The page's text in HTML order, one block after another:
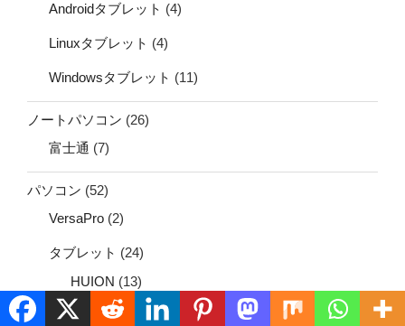
Androidタブレット (4)
Linuxタブレット (4)
Windowsタブレット (11)
ノートパソコン (26)
富士通 (7)
パソコン (52)
VersaPro (2)
タブレット (24)
HUION (13)
ミニPC (1)